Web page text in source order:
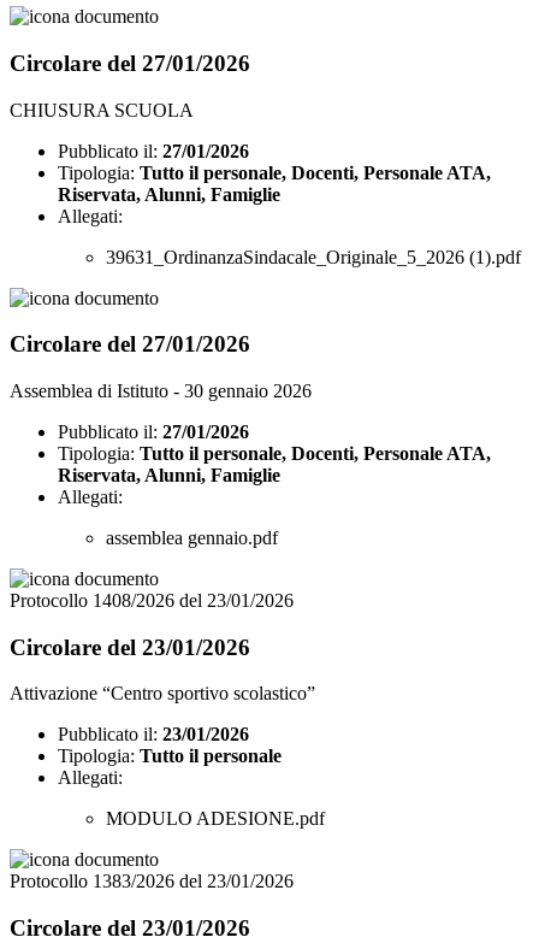
Circolare del 27/01/2026
CHIUSURA SCUOLA
Pubblicato il: 27/01/2026
Tipologia: Tutto il personale, Docenti, Personale ATA,
Riservata, Alunni, Famiglie
Allegati:
39631_OrdinanzaSindacale_Originale_5_2026 (1).pdf
Circolare del 27/01/2026
Assemblea di Istituto - 30 gennaio 2026
Pubblicato il: 27/01/2026
Tipologia: Tutto il personale, Docenti, Personale ATA,
Riservata, Alunni, Famiglie
Allegati:
assemblea gennaio.pdf
Protocollo 1408/2026 del 23/01/2026
Circolare del 23/01/2026
Attivazione “Centro sportivo scolastico”
Pubblicato il: 23/01/2026
Tipologia: Tutto il personale
Allegati:
MODULO ADESIONE.pdf
Protocollo 1383/2026 del 23/01/2026
Circolare del 23/01/2026